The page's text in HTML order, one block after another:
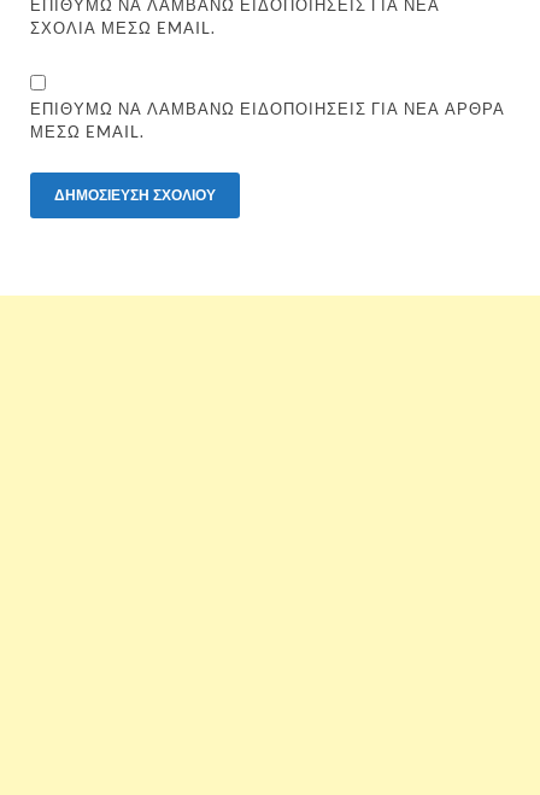
ΕΠΙΘΥΜΏ ΝΑ ΛΑΜΒΆΝΩ ΕΙΔΟΠΟΙΉΣΕΙΣ ΓΙΑ ΝΈΑ
ΣΧΌΛΙΑ ΜΈΣΩ EMAIL.
ΕΠΙΘΥΜΏ ΝΑ ΛΑΜΒΆΝΩ ΕΙΔΟΠΟΙΉΣΕΙΣ ΓΙΑ ΝΈΑ ΆΡΘΡΑ
ΜΈΣΩ EMAIL.